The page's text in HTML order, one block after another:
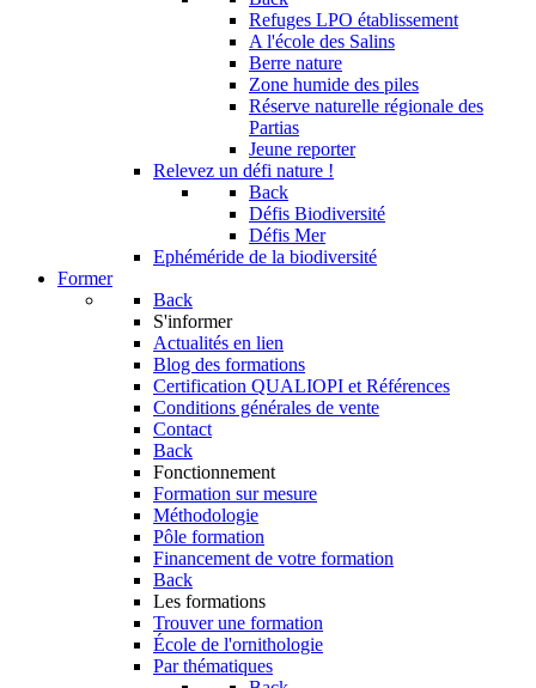
Refuges LPO établissement
A l'école des Salins
Berre nature
Zone humide des piles
Réserve naturelle régionale des
Partias
Jeune reporter
Relevez un défi nature !
Back
Défis Biodiversité
Défis Mer
Ephéméride de la biodiversité
Former
Back
S'informer
Actualités en lien
Blog des formations
Certification QUALIOPI et Références
Conditions générales de vente
Contact
Back
Fonctionnement
Formation sur mesure
Méthodologie
Pôle formation
Financement de votre formation
Back
Les formations
Trouver une formation
École de l'ornithologie
Par thématiques